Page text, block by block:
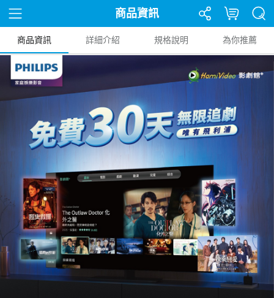
商品資訊
商品資訊 詳細介紹 規格說明 為你推薦